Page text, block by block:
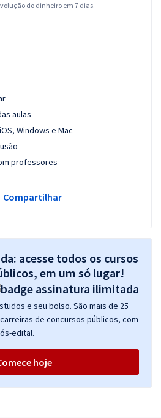
do dinheiro em 7 dias.
aulas
Windows e Mac
professores
Compartilhar
acesse todos os cursos
em um só lugar!
e seu bolso. São mais de 25
de concursos públicos, com
edital.
hoje